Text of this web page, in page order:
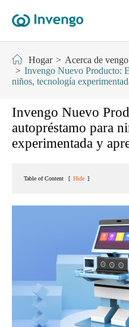
Hogar Acerca de vengo
Invengo Nuevo Producto:
niños, tecnología
Invengo Nuevo
autopréstamo para
experimentada y
Table of Content [ Hide ]